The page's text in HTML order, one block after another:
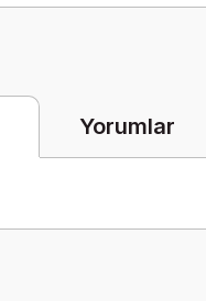
Yorumlar